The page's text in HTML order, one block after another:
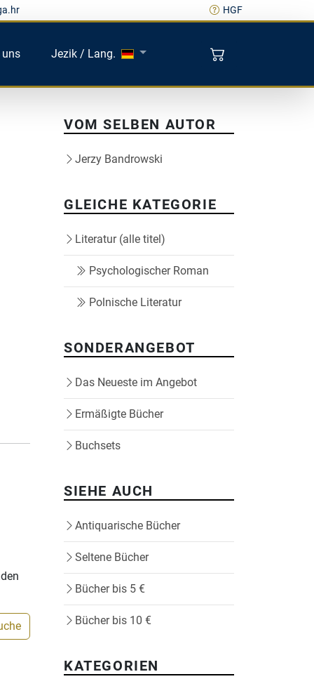
HGF
uns Jezik / Lang.
VOM SELBEN AUTOR
Jerzy Bandrowski
GLEICHE KATEGORIE
Literatur (alle titel)
Psychologischer Roman
Polnische Literatur
SONDERANGEBOT
Das Neueste im Angebot
Ermäßigte Bücher
Buchsets
SIEHE AUCH
Antiquarische Bücher
Seltene Bücher
Bücher bis 5 €
Bücher bis 10 €
KATEGORIEN